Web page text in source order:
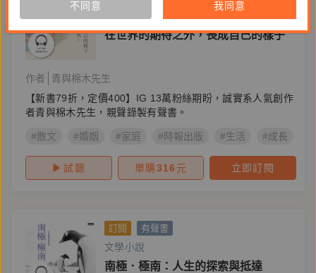
在世界的期待之外，長成自己的樣子
作者
青與棉木先生
【新書79折，定價400】IG 13萬粉絲期盼，誠實系人氣創作
者青與棉木先生，親聲錄製有聲書。
#散文 #婚姻 #家庭 #時報出版 #生活 #成長
試聽 單購316 元 立即訂閱
訂閱 有聲書
文學小說
南極．極南：人生的探索與抵達
不同意 我同意